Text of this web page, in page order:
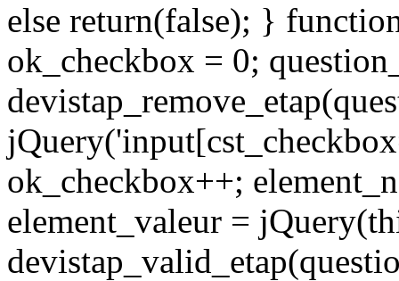
else return(false); }
ok_checkbox = 0;
ok_checkbox++;
element_valeur =